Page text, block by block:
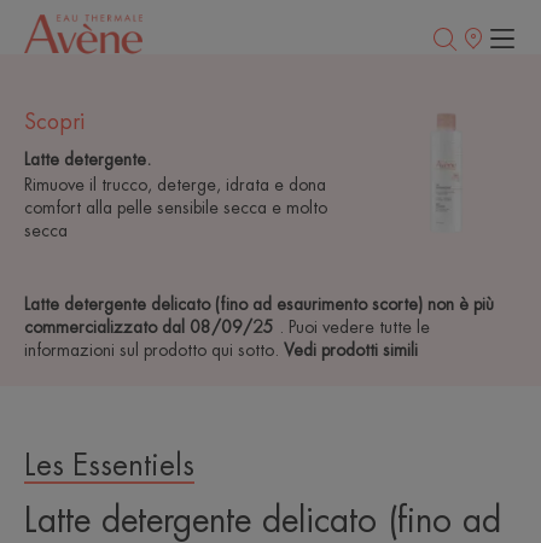
Punti
Latte detergente delicato (fino ad esaurimento scorte) non è più
commercializzato dal 08/09/25
. Puoi vedere tutte le
informazioni sul prodotto qui sotto. Vedi prodotti simili
Scopri
Latte detergente.
Rimuove il trucco, deterge, idrata e dona
comfort alla pelle sensibile secca e molto
secca
Les Essentiels
Latte detergente delicato (fino ad